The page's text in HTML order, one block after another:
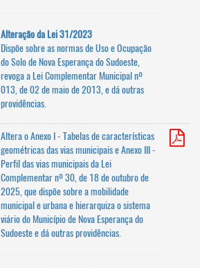
Alteração da Lei 31/2023
Dispõe sobre as normas de Uso e Ocupação
do Solo de Nova Esperança do Sudoeste,
revoga a Lei Complementar Municipal nº
013, de 02 de maio de 2013, e dá outras
providências.
Altera o Anexo I - Tabelas de características
geométricas das vias municipais e Anexo III -
Perfil das vias municipais da Lei
Complementar nº 30, de 18 de outubro de
2025, que dispõe sobre a mobilidade
municipal e urbana e hierarquiza o sistema
viário do Município de Nova Esperança do
Sudoeste e dá outras providências.